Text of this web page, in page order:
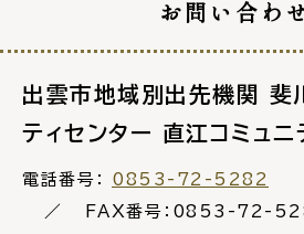
届出・手続・申請 税
お問い合わ
出雲市地域別出先機関 斐
ティセンター 直江コミュニ
電話番号： 0853-72-5282
FAX番号：0853-72-